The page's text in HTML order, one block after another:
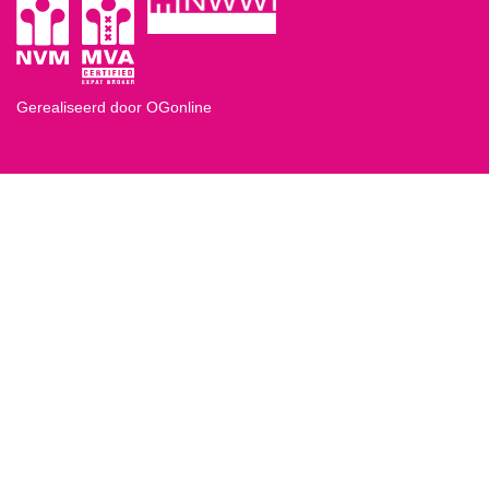
Gerealiseerd door OGonline